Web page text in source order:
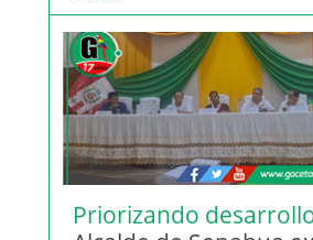
Priorizando